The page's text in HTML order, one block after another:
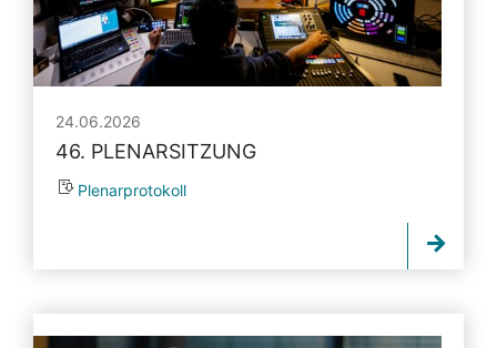
24.06.2026
46. PLENARSITZUNG
Plenarprotokoll